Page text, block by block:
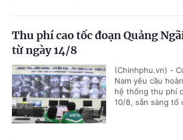
Thu phí cao tốc đoạn Quảng
từ ngày 14/8
(Chinhphu.vn) -
Nam yêu cầu
hệ thống thu phí
10/8, sẵn sàng tổ